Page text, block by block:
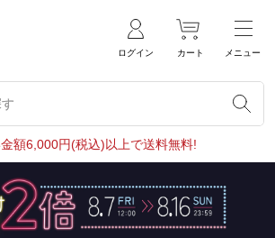
ログイン カート メニュー
額6,000円(税込)以上で送料無料!